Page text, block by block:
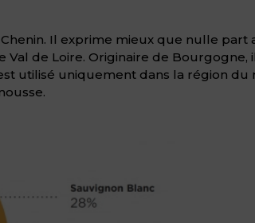
Il exprime mieux que nulle part
de Loire. Originaire de Bourgogne,
utilisé uniquement dans la région du